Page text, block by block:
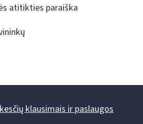
atitikties paraiška
klausimais ir paslaugos